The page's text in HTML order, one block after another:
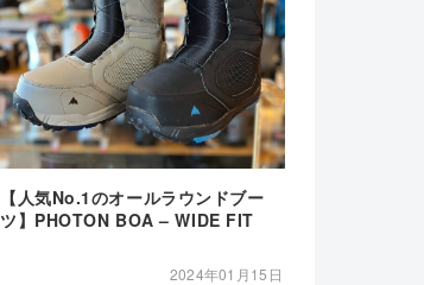
【人気No.1のオールラウンドブー
ツ】PHOTON BOA – WIDE FIT
2024年01月15日